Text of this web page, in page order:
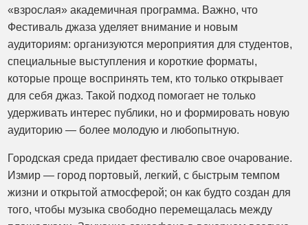
«взрослая» академичная программа. Важно, что
Фестиваль джаза уделяет внимание и новым
аудиториям: организуются мероприятия для студентов,
специальные выступления и короткие форматы,
которые проще воспринять тем, кто только открывает
для себя джаз. Такой подход помогает не только
удерживать интерес публики, но и формировать новую
аудиторию — более молодую и любопытную.
Городская среда придает фестивалю свое очарование.
Измир — город портовый, легкий, с быстрым темпом
жизни и открытой атмосферой; он как будто создан для
того, чтобы музыка свободно перемещалась между